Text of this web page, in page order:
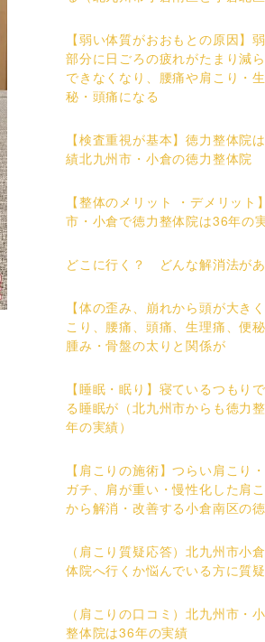
【弱い体質がおおもとの原因】
部分に日ごろの疲れがたまり減
できなくなり、腰痛や肩こり・
秘・頭痛になる
【検査重視が基本】徳力整体院
績北九州市・小倉の徳力整体院
【整体のメリット ・デメリット
市・小倉で徳力整体院は36年の実
どこに行く？ どんな解消法が
【体の歪み、崩れから頭が大き
こり、腰痛、頭痛、生理痛、便
腫み・骨盤の太りと関係が
【睡眠・眠り】寝ているつもり
る睡眠が（北九州市からも徳力
年の実績）
【肩こりの施術】つらい肩こり
ガチ、肩が重い・慢性化した肩
から解消・改善する小倉南区の
（肩こり質疑応答）北九州市小
体院へ行くか悩んでいる方に質
（肩こりの口コミ）北九州市・
整体院は36年の実績